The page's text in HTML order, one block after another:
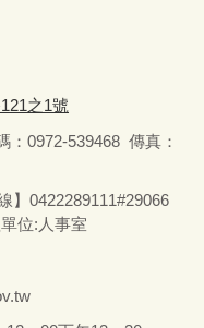
之1號
：0972-539468 傳真：
】0422289111#29066
位:人事室